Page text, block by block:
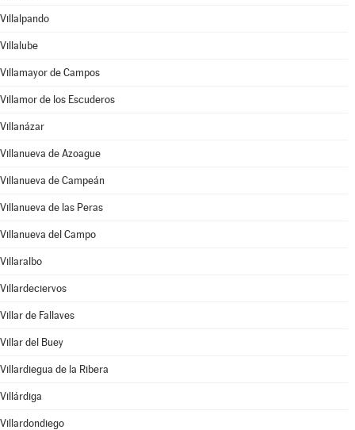
Villalpando
Villalube
Villamayor de Campos
Villamor de los Escuderos
Villanázar
Villanueva de Azoague
Villanueva de Campeán
Villanueva de las Peras
Villanueva del Campo
Villaralbo
Villardeciervos
Villar de Fallaves
Villar del Buey
Villardiegua de la Ribera
Villárdiga
Villardondiego